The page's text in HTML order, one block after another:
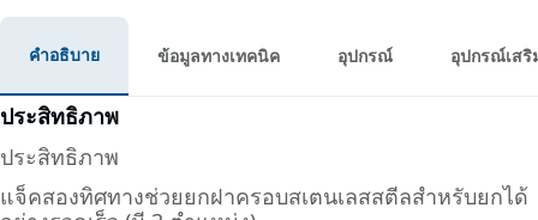
คำอธิบาย ข้อมูลทางเทคนิค อุปกรณ์ อุปกรณ์เสริ
ประสิทธิภาพ
ประสิทธิภาพ
แจ็คสองทิศทางช่วยยกฝาครอบสเตนเลสสตีลสำหรับยกได้